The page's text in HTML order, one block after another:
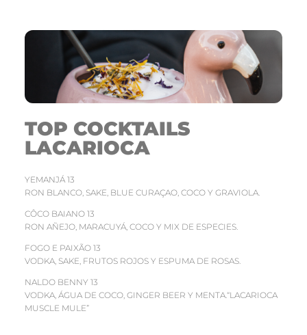
TOP COCKTAILS
LACARIOCA
YEMANJÁ 13
RON BLANCO, SAKE, BLUE CURAÇAO, COCO Y GRAVIOLA.
CÔCO BAIANO 13
RON AÑEJO, MARACUYÁ, COCO Y MIX DE ESPECIES.
FOGO E PAIXÃO 13
VODKA, SAKE, FRUTOS ROJOS Y ESPUMA DE ROSAS.
NALDO BENNY 13
VODKA, ÁGUA DE COCO, GINGER BEER Y MENTA.“LACARIOCA
MUSCLE MULE”